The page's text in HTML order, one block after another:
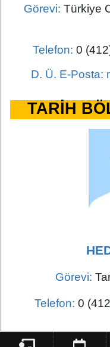
Görevi: Türkiye
Telefon: 0
D. Ü. E-Posta:
TARİH
Görevi:
Telefon: 0